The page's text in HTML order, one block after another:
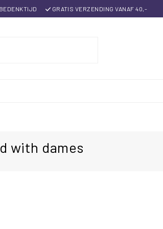
GRATIS VERZENDING VANAF 40,-
with dames